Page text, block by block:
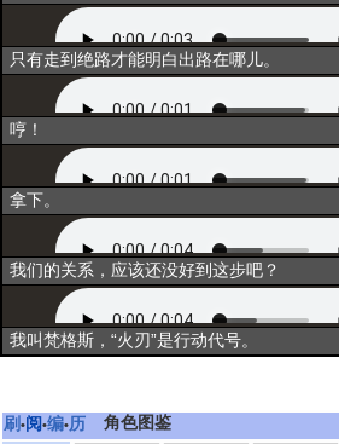
超越
只有走到绝路才能明白出路在哪儿。
释放技能
哼！
出战
拿下。
资料一
我们的关系，应该还没好到这步吧？
资料二
我叫梵格斯，“火刃”是行动代号。
刷•阅•编•历 角色图鉴